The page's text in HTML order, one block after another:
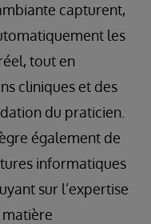
capturent,
les
tout en
cliniques et des
du praticien.
également de
informatiques
sur l’expertise
matière